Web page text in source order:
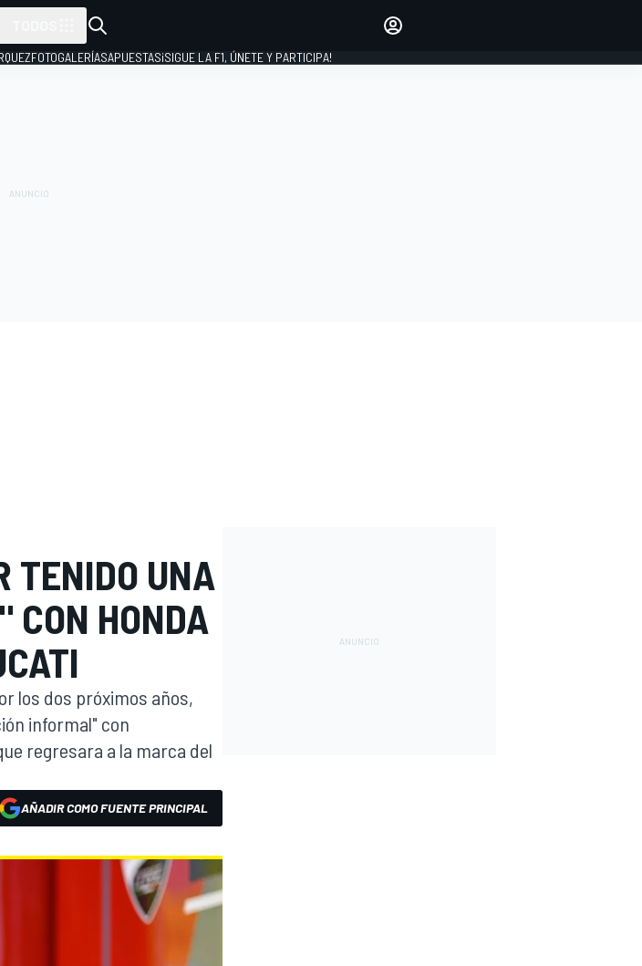
FOTOGALERÍASAPUESTAS¡SIGUE LA F1, ÚNETE Y PARTICIPA!
TENIDO UNA
CON HONDA
los dos próximos años,
informal" con
regresara a la marca del
AÑADIR COMO FUENTE PRINCIPAL